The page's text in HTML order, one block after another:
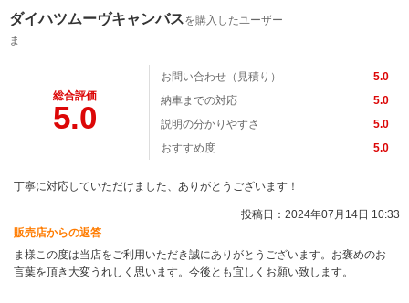
ダイハツムーヴキャンバスを購入したユーザー
ま
総合評価
5.0
お問い合わせ（見積り）
5.0
納車までの対応
5.0
説明の分かりやすさ
5.0
おすすめ度
5.0
丁寧に対応していただけました、ありがとうございます！
投稿日：2024年07月14日 10:33
販売店からの返答
ま様この度は当店をご利用いただき誠にありがとうございます。お褒めのお
言葉を頂き大変うれしく思います。今後とも宜しくお願い致します。